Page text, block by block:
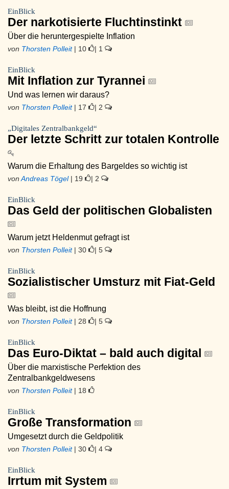
EinBlick
Der narkotisierte Fluchtinstinkt
Über die heruntergespielte Inflation
von Thorsten Polleit| 10 | 1
EinBlick
Mit Inflation zur Tyrannei
Und was lernen wir daraus?
von Thorsten Polleit| 17 | 2
„Digitales Zentralbankgeld“
Der letzte Schritt zur totalen Kontrolle
Warum die Erhaltung des Bargeldes so wichtig ist
von Andreas Tögel| 19 | 2
EinBlick
Das Geld der politischen Globalisten
Warum jetzt Heldenmut gefragt ist
von Thorsten Polleit| 30 | 5
EinBlick
Sozialistischer Umsturz mit Fiat-Geld
Was bleibt, ist die Hoffnung
von Thorsten Polleit| 28 | 5
EinBlick
Das Euro-Diktat – bald auch digital
Über die marxistische Perfektion des
Zentralbankgeldwesens
von Thorsten Polleit| 18
EinBlick
Große Transformation
Umgesetzt durch die Geldpolitik
von Thorsten Polleit| 30 | 4
EinBlick
Irrtum mit System